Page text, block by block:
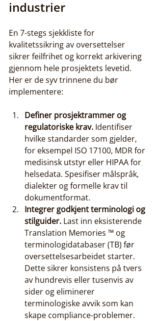
industrier
En 7-stegs sjekkliste for
kvalitetssikring av oversettelser
sikrer feilfrihet og korrekt arkivering
gjennom hele prosjektets levetid.
Her er de syv trinnene du bør
implementere:
Definer prosjektrammer og
regulatoriske krav. Identifiser
hvilke standarder som gjelder,
for eksempel ISO 17100, MDR for
medisinsk utstyr eller HIPAA for
helsedata. Spesifiser målspråk,
dialekter og formelle krav til
dokumentformat.
Integrer godkjent terminologi og
stilguider. Last inn eksisterende
Translation Memories ™ og
terminologidatabaser (TB) før
oversettelsesarbeidet starter.
Dette sikrer konsistens på tvers
av hundrevis eller tusenvis av
sider og eliminerer
terminologiske avvik som kan
skape compliance-problemer.